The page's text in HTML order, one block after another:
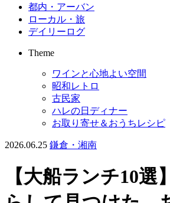
都内・アーバン
ローカル・旅
デイリーログ
Theme
ワインと心地よい空間
昭和レトロ
古民家
ハレの日ディナー
お取り寄せ＆おうちレシピ
2026.06.25 鎌倉・湘南
【大船ランチ10選